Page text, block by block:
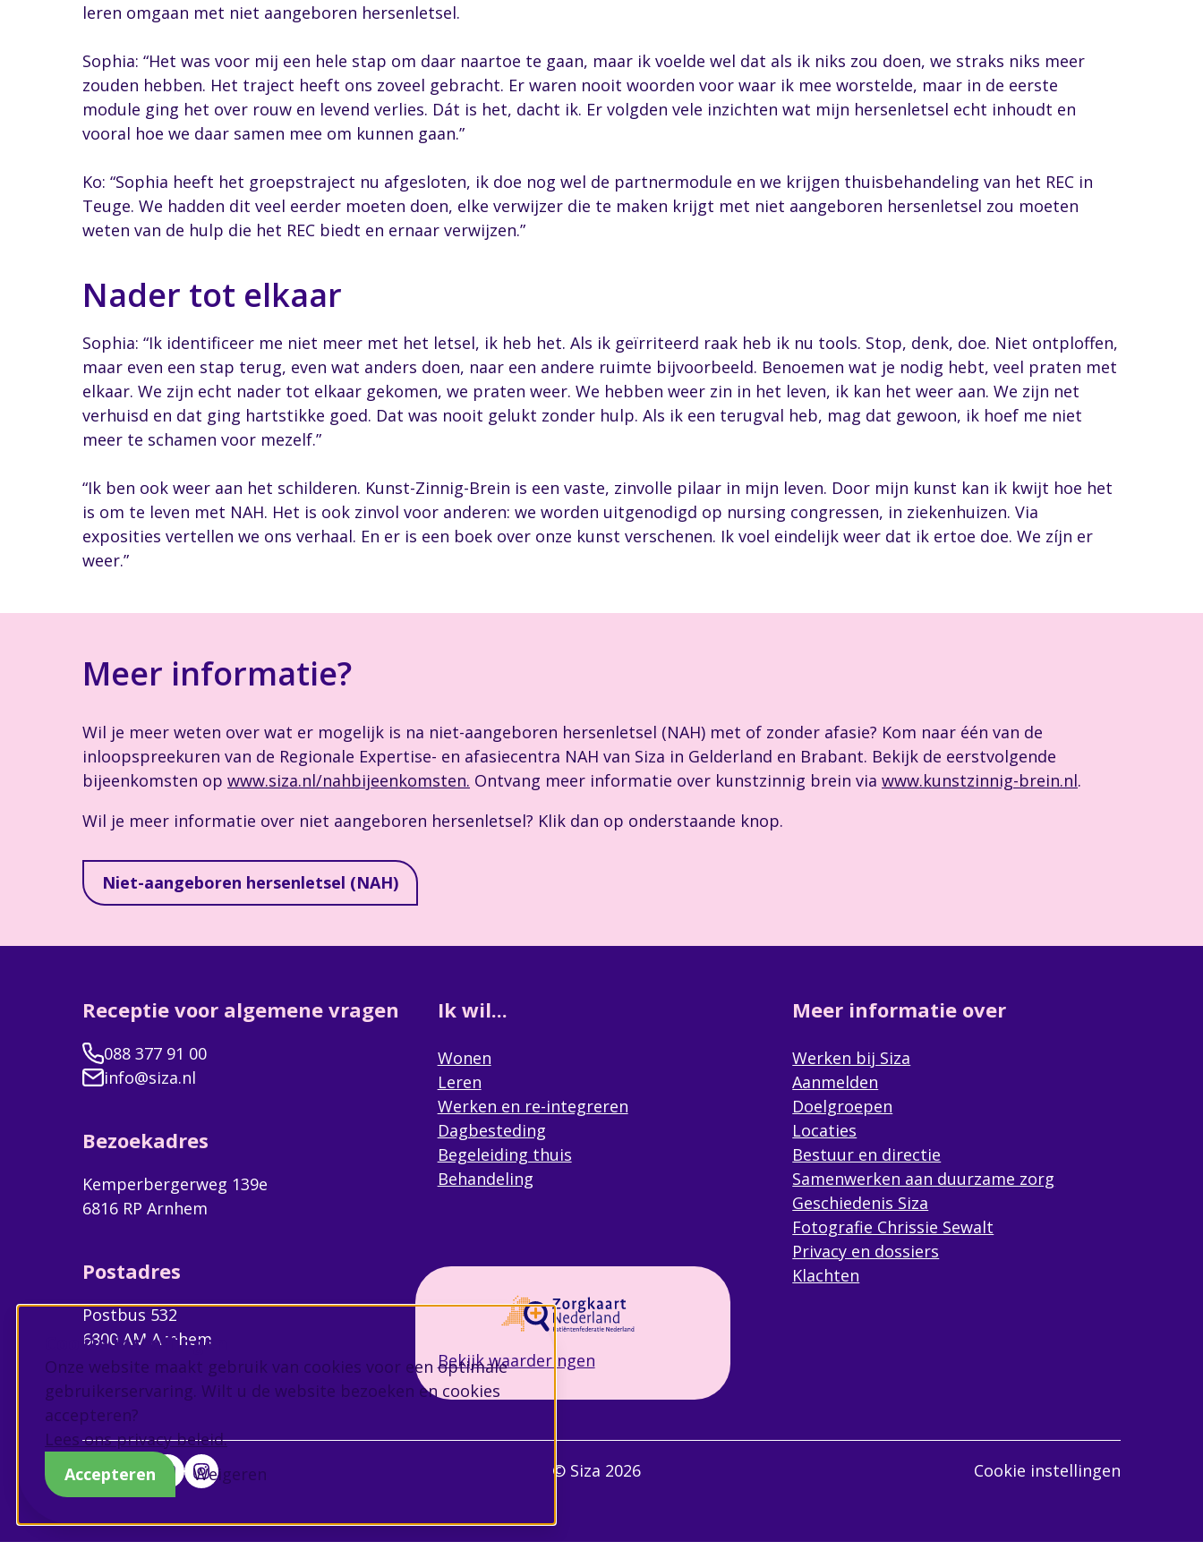
Cookie instellingen
Onze website maakt gebruik van cookies voor een optimale
gebruikerservaring. Wilt u de website bezoeken en cookies
accepteren?
Lees ons privacy beleid.
Accepteren
Weigeren
leren omgaan met niet aangeboren hersenletsel.
Sophia: “Het was voor mij een hele stap om daar naartoe te gaan, maar ik voelde wel dat als ik niks zou doen, we straks niks meer
zouden hebben. Het traject heeft ons zoveel gebracht. Er waren nooit woorden voor waar ik mee worstelde, maar in de eerste
module ging het over rouw en levend verlies. Dát is het, dacht ik. Er volgden vele inzichten wat mijn hersenletsel echt inhoudt en
vooral hoe we daar samen mee om kunnen gaan.”
Ko: “Sophia heeft het groepstraject nu afgesloten, ik doe nog wel de partnermodule en we krijgen thuisbehandeling van het REC in
Teuge. We hadden dit veel eerder moeten doen, elke verwijzer die te maken krijgt met niet aangeboren hersenletsel zou moeten
weten van de hulp die het REC biedt en ernaar verwijzen.”
Nader tot elkaar
Sophia: “Ik identificeer me niet meer met het letsel, ik heb het. Als ik geïrriteerd raak heb ik nu tools. Stop, denk, doe. Niet ontploffen,
maar even een stap terug, even wat anders doen, naar een andere ruimte bijvoorbeeld. Benoemen wat je nodig hebt, veel praten met
elkaar. We zijn echt nader tot elkaar gekomen, we praten weer. We hebben weer zin in het leven, ik kan het weer aan. We zijn net
verhuisd en dat ging hartstikke goed. Dat was nooit gelukt zonder hulp. Als ik een terugval heb, mag dat gewoon, ik hoef me niet
meer te schamen voor mezelf.”
“Ik ben ook weer aan het schilderen. Kunst-Zinnig-Brein is een vaste, zinvolle pilaar in mijn leven. Door mijn kunst kan ik kwijt hoe het
is om te leven met NAH. Het is ook zinvol voor anderen: we worden uitgenodigd op nursing congressen, in ziekenhuizen. Via
exposities vertellen we ons verhaal. En er is een boek over onze kunst verschenen. Ik voel eindelijk weer dat ik ertoe doe. We zíjn er
weer.”
Meer informatie?
Wil je meer weten over wat er mogelijk is na niet-aangeboren hersenletsel (NAH) met of zonder afasie? Kom naar één van de
inloopspreekuren van de Regionale Expertise- en afasiecentra NAH van Siza in Gelderland en Brabant. Bekijk de eerstvolgende
bijeenkomsten op www.siza.nl/nahbijeenkomsten. Ontvang meer informatie over kunstzinnig brein via www.kunstzinnig-brein.nl.
Wil je meer informatie over niet aangeboren hersenletsel? Klik dan op onderstaande knop.
Niet-aangeboren hersenletsel (NAH)
Receptie voor algemene vragen
088 377 91 00
info@siza.nl
Bezoekadres
Kemperbergerweg 139e
6816 RP Arnhem
Postadres
Postbus 532
6800 AM Arnhem
Ik wil...
Wonen
Leren
Werken en re-integreren
Dagbesteding
Begeleiding thuis
Behandeling
Meer informatie over
Werken bij Siza
Aanmelden
Doelgroepen
Locaties
Bestuur en directie
Samenwerken aan duurzame zorg
Geschiedenis Siza
Fotografie Chrissie Sewalt
Privacy en dossiers
Klachten
Bekijk waarderingen
© Siza 2026 Cookie instellingen